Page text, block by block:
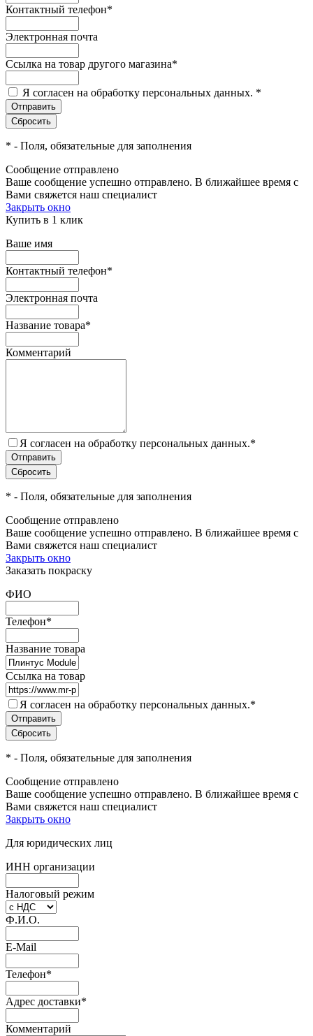
Контактный телефон*
Электронная почта
Ссылка на товар другого магазина*
Я согласен на обработку персональных данных. *
* - Поля, обязательные для заполнения
Сообщение отправлено
Ваше сообщение успешно отправлено. В ближайшее время с
Вами свяжется наш специалист
Закрыть окно
Купить в 1 клик
Ваше имя
Контактный телефон*
Электронная почта
Название товара*
Комментарий
Я согласен на обработку персональных данных.*
* - Поля, обязательные для заполнения
Сообщение отправлено
Ваше сообщение успешно отправлено. В ближайшее время с
Вами свяжется наш специалист
Закрыть окно
Заказать покраску
ФИО
Телефон*
Название товара
Ссылка на товар
Я согласен на обработку персональных данных.*
* - Поля, обязательные для заполнения
Сообщение отправлено
Ваше сообщение успешно отправлено. В ближайшее время с
Вами свяжется наш специалист
Закрыть окно
Для юридических лиц
ИНН организации
Налоговый режим
Ф.И.О.
E-Mail
Телефон*
Адрес доставки*
Комментарий